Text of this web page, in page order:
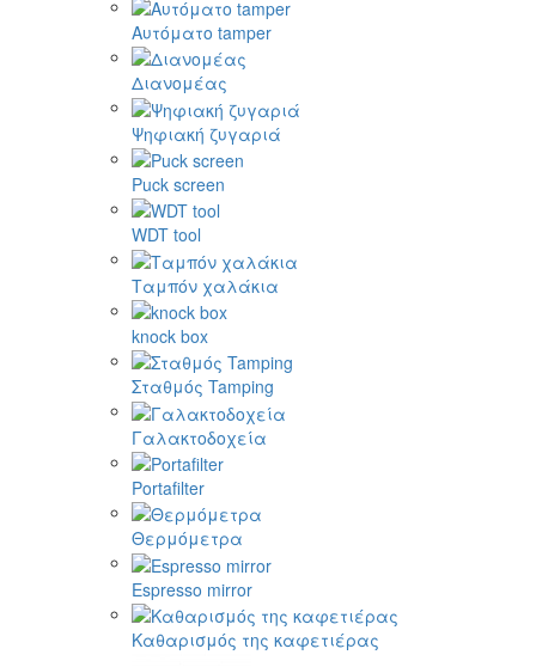
Αυτόματο tamper
Διανομέας
Ψηφιακή ζυγαριά
Puck screen
WDT tool
Ταμπόν χαλάκια
knock box
Σταθμός Tamping
Γαλακτοδοχεία
Portafilter
Θερμόμετρα
Espresso mirror
Καθαρισμός της καφετιέρας